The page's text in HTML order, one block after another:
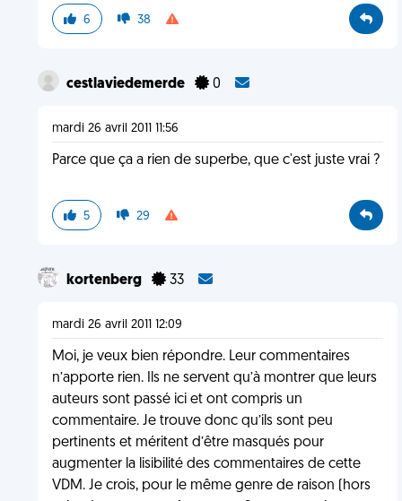
6 38
cestlaviedemerde 0
mardi 26 avril 2011 11:56
Parce que ça a rien de superbe, que c'est juste vrai ?
5 29
kortenberg 33
mardi 26 avril 2011 12:09
Moi, je veux bien répondre. Leur commentaires
n’apporte rien. Ils ne servent qu’à montrer que leurs
auteurs sont passé ici et ont compris un
commentaire. Je trouve donc qu’ils sont peu
pertinents et méritent d’être masqués pour
augmenter la lisibilité des commentaires de cette
VDM. Je crois, pour le même genre de raison (hors